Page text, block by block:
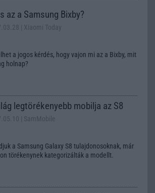
az a Samsung Bixby?
| Xiaomi Today
a jogos kérdés, hogy vajon mi az a Bixby, mit
holnap?
legtörékenyebb mobilja az S8
| SamMobile
a Samsung Galaxy S8 tulajdonosoknak, már
törékenynek kategorizálták a modellt.